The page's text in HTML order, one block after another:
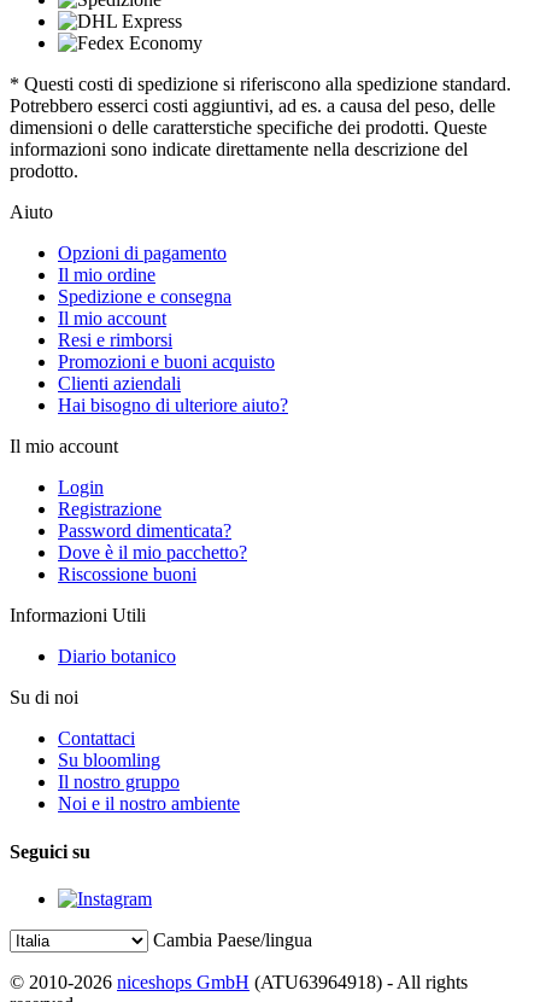
* Questi costi di spedizione si riferiscono alla spedizione standard.
Potrebbero esserci costi aggiuntivi, ad es. a causa del peso, delle
dimensioni o delle caratterstiche specifiche dei prodotti. Queste
informazioni sono indicate direttamente nella descrizione del
prodotto.
Aiuto
Opzioni di pagamento
Il mio ordine
Spedizione e consegna
Il mio account
Resi e rimborsi
Promozioni e buoni acquisto
Clienti aziendali
Hai bisogno di ulteriore aiuto?
Il mio account
Login
Registrazione
Password dimenticata?
Dove è il mio pacchetto?
Riscossione buoni
Informazioni Utili
Diario botanico
Su di noi
Contattaci
Su bloomling
Il nostro gruppo
Noi e il nostro ambiente
Seguici su
Cambia Paese/lingua
© 2010-2026 niceshops GmbH (ATU63964918) - All rights